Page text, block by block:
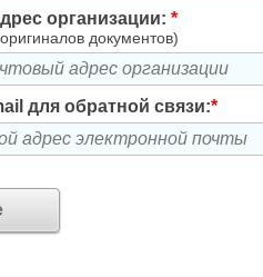
организации: *
документов)
для обратной связи:*